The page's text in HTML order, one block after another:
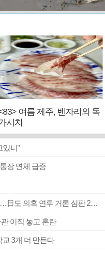
여름 제주, 벤자리와 독
시치
니”
장 연체 급증
■ 축구협회 ‘성 접대’ 의혹 일파만파…日도 의혹 연루 거론 심판 2명 조사
이직 놓고 혼란
3개 더 만든다